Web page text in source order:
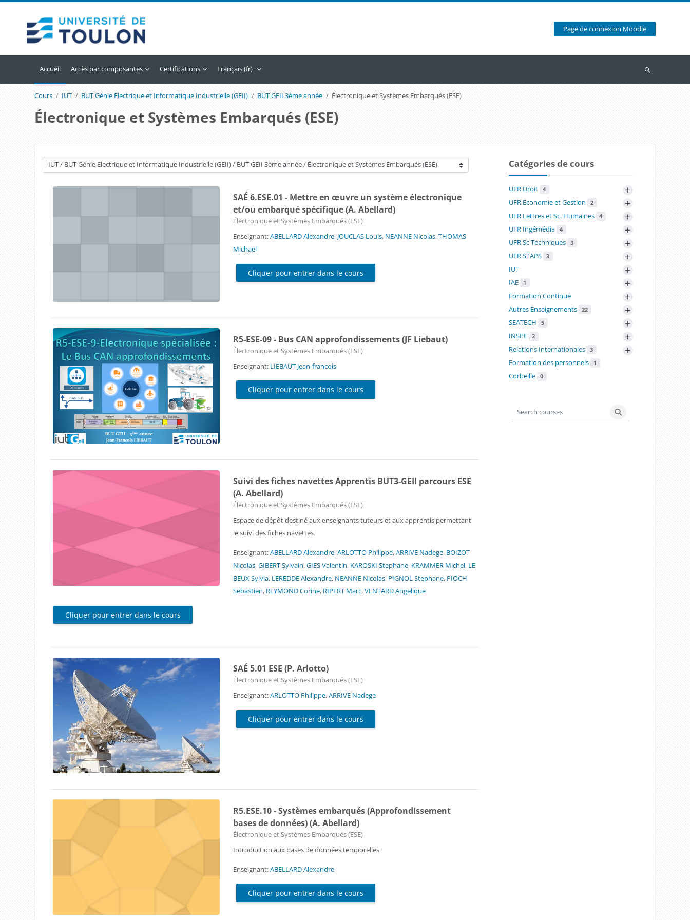
Page de connexion Moodle
Accueil Accès par composantes Certifications Français ‎(fr)‎
Recherche
Cours IUT BUT Génie Electrique et Informatique Industrielle (GEII) BUT GEII 3ème année Électronique et Systèmes Embarqués (ESE)
Électronique et Systèmes Embarqués (ESE)
Catégories de cours
SAÉ 6.ESE.01 - Mettre en œuvre un système électronique
et/ou embarqué spécifique (A. Abellard)
Catégorie de cours
Électronique et Systèmes Embarqués (ESE)
Enseignant:ABELLARD Alexandre, JOUCLAS Louis, NEANNE Nicolas,THOMAS
Michael
Cliquer pour entrer dans le cours
R5-ESE-09 - Bus CAN approfondissements (JF Liebaut)
Catégorie de cours
Électronique et Systèmes Embarqués (ESE)
Enseignant: LIEBAUT Jean-francois
Cliquer pour entrer dans le cours
Suivi des fiches navettes Apprentis BUT3-GEII parcours ESE
(A. Abellard)
Catégorie de cours
Électronique et Systèmes Embarqués (ESE)
Espace de dépôt destiné aux enseignants tuteurs et aux apprentis permettant
le suivi des fiches navettes.
Enseignant:ABELLARD Alexandre,ARLOTTO Philippe,ARRIVE Nadege, BOIZOT
Nicolas,GIBERT Sylvain,GIES Valentin, KAROSKI Stephane, KRAMMER Michel, LE
BEUX Sylvia, LEREDDE Alexandre, NEANNE Nicolas, PIGNOL Stephane, PIOCH
Sebastien, REYMOND Corine, RIPERT Marc,VENTARD Angelique
Cliquer pour entrer dans le cours
SAÉ 5.01 ESE (P. Arlotto)
Catégorie de cours
Électronique et Systèmes Embarqués (ESE)
Enseignant:ARLOTTO Philippe,ARRIVE Nadege
Cliquer pour entrer dans le cours
R5.ESE.10 - Systèmes embarqués (Approfondissement
bases de données) (A. Abellard)
Catégorie de cours
Électronique et Systèmes Embarqués (ESE)
Introduction aux bases de données temporelles
Enseignant:ABELLARD Alexandre
Cliquer pour entrer dans le cours
Catégories de cours
UFR Droit 4 +
UFR Economie et Gestion 2 +
UFR Lettres et Sc. Humaines 4 +
UFR Ingémédia 4 +
UFR Sc Techniques 3 +
UFR STAPS 3 +
IUT +
IAE 1 +
Formation Continue +
Autres Enseignements 22 +
SEATECH 5 +
INSPE 2 +
Relations Internationales 3 +
Formation des personnels 1
Corbeille 0
Search courses
Search courses